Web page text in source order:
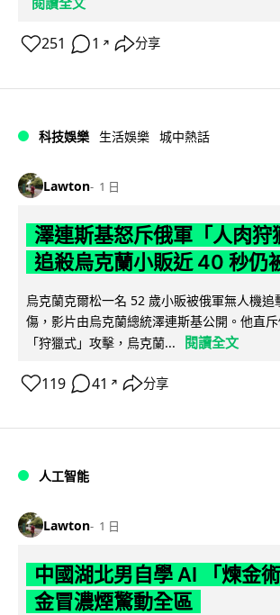
251 1 ↗ 分享
科技娛樂 生活娛樂 城中熱話
Lawton 1 日
澤連斯基怒斥俄軍「人肉狩
追殺烏克蘭小販近 40 秒仍
烏克蘭克爾松一名 52 歲小販被俄軍無人機
傷，影片由烏克蘭總統澤連斯基公開。他直
「狩獵式」攻擊，烏克蘭...
閱讀全文
119 41 ↗ 分享
人工智能
Lawton 1 日
中國湖北男自學 AI 「煉金
金冒濃煙驚動全區